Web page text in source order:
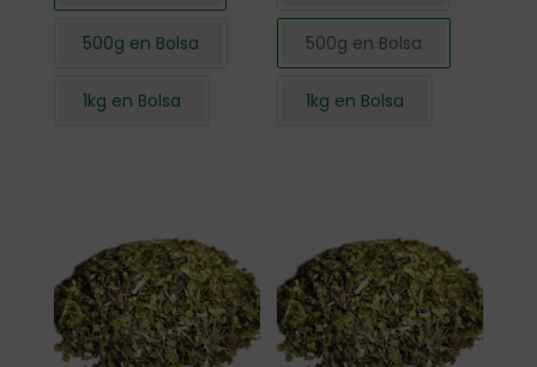
500g en Bolsa
1kg en Bolsa
500g en Bolsa
1kg en Bolsa